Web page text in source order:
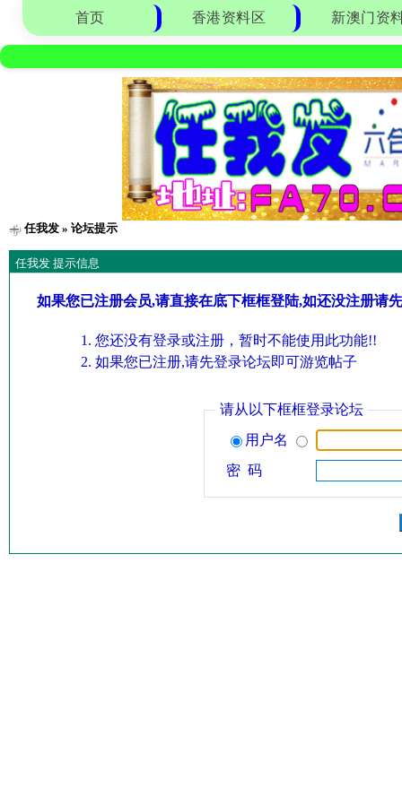
首页 香港资料区 新澳门资
任我发» 论坛提示
任我发 提示信息
如果您已注册会员,请直接在底下框框登陆,如还没注册请
您还没有登录或注册，暂时不能使用此功能!!
如果您已注册,请先登录论坛即可游览帖子
请从以下框框登录论坛
用户名
密 码